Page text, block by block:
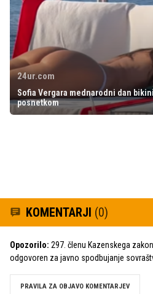
24ur.com
Sofia Vergara mednarodni dan
posnetkom
KOMENTARJI (0)
Opozorilo: 297. členu Kazenskega
odgovoren za javno spodbujanje
PRAVILA ZA OBJAVO KOMENTARJEV